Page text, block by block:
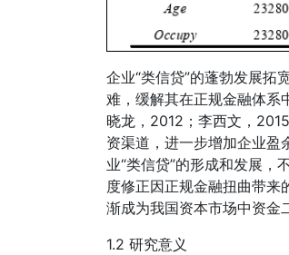
企业“类信贷”的蓬勃发展拓
难，缓解其在正规金融体系
晓龙，2012；李西文，
资渠道，进一步增加企业盈
业“类信贷”的形成和发展，
度修正因正规金融扭曲带来
渐成为我国资本市场中资金
1.2 研究意义